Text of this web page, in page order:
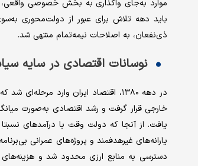
باید دهه‌ تلاش برای عبور از دولت‌محوری
ذی‌نفعان، به اصلاحات نیمه‌تمام منتهی شد.
نوسانات اقتصادی در سایه
در دهه ۱۳۸۰، اقتصاد ایران وارد
یافت. از آنجا که دولت وقت با درآمدهای
یارانه‌های غیرهدفمند و پروژه‌های عمرانی
دسترسی به منابع ارزی محدود شد و